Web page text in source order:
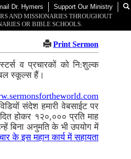
Dr. Hymers Support Our Ministry
AND MISSIONARIES THROUGHOUT
OR BIBLE SCHOOLS.
Print Sermon
व प्रचारकों को नि:शुल्क
स्कूल्स हैं।
संदेश हमारी वेबसाईट पर
होकर १२०,००० प्रति माह
बिना अनुमति के भी उपयोग में
के इस महान कार्य में सहायता